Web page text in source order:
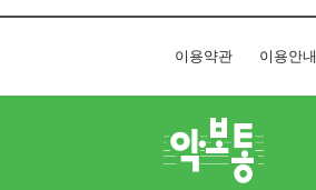
이용약관 이용안내